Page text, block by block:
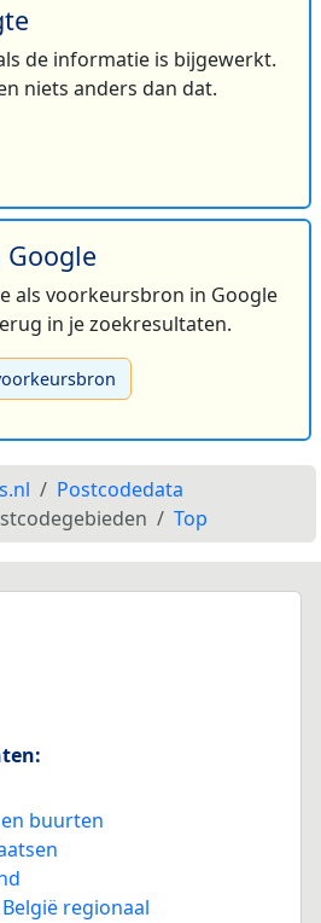
de informatie is bijgewerkt.
niets anders dan dat.
als voorkeursbron in Google
in je zoekresultaten.
Postcodedata
Top
buurten
België regionaal